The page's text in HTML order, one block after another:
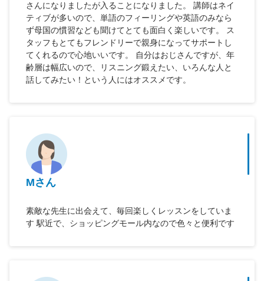
さんになりましたが入ることになりました。 講師はネイ
ティブが多いので、単語のフィーリングや英語のみなら
ず母国の慣習なども聞けてとても面白く楽しいです。 ス
タッフもとてもフレンドリーで親身になってサポートし
てくれるので心地いいです。 自分はおじさんですが、年
齢層は幅広いので、リスニング鍛えたい、いろんな人と
話してみたい！という人にはオススメです。
Mさん
素敵な先生に出会えて、毎回楽しくレッスンをしていま
す 駅近で、ショッピングモール内なので色々と便利です